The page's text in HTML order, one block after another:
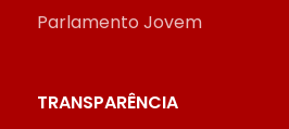
Parlamento Jovem
TRANSPARÊNCIA